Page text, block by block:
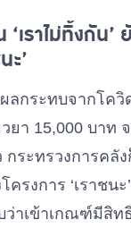
‘เราไม่ทิ้งกัน
ะ’
ลกระทบจากโควิ
วยา 15,000 บาท
กระทรวงการคลั
ครงการ ‘เราชน
าเข้าเกณฑ์มีสิทธิ